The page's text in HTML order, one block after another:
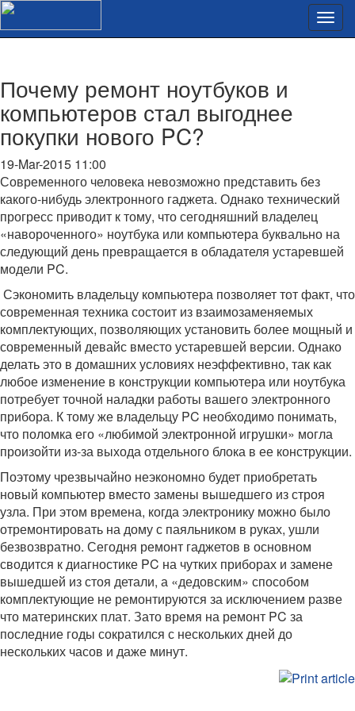
Почему ремонт ноутбуков и
компьютеров стал выгоднее
покупки нового PC?
19-Mar-2015 11:00
Современного человека невозможно представить без
какого-нибудь электронного гаджета. Однако технический
прогресс приводит к тому, что сегодняшний владелец
«навороченного» ноутбука или компьютера буквально на
следующий день превращается в обладателя устаревшей
модели PC.
Сэкономить владельцу компьютера позволяет тот факт, что
современная техника состоит из взаимозаменяемых
комплектующих, позволяющих установить более мощный и
современный девайс вместо устаревшей версии. Однако
делать это в домашних условиях неэффективно, так как
любое изменение в конструкции компьютера или ноутбука
потребует точной наладки работы вашего электронного
прибора. К тому же владельцу PC необходимо понимать,
что поломка его «любимой электронной игрушки» могла
произойти из-за выхода отдельного блока в ее конструкции.
Поэтому чрезвычайно неэкономно будет приобретать
новый компьютер вместо замены вышедшего из строя
узла. При этом времена, когда электронику можно было
отремонтировать на дому с паяльником в руках, ушли
безвозвратно. Сегодня ремонт гаджетов в основном
сводится к диагностике PC на чутких приборах и замене
вышедшей из стоя детали, а «дедовским» способом
комплектующие не ремонтируются за исключением разве
что материнских плат. Зато время на ремонт PC за
последние годы сократился с нескольких дней до
нескольких часов и даже минут.